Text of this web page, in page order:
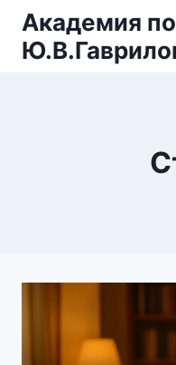
Перейти
содержимому
Академия